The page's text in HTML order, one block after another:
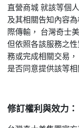
直營商城 就該等個
及其相關告知內容
際傳輸， 台灣奇士
但依照各該服務之
務或完成相關交易
是否同意提供該等
修訂權利與效力：